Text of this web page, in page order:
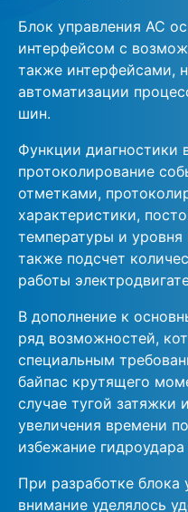
Блок управления AC
интерфейсом с
также интерфейсами,
автоматизации
шин.
Функции диагностики
протоколирование
отметками,
характеристики,
температуры и
также подсчет
работы
В дополнение к
ряд возможностей,
специальным
байпас крутящего
случае тугой затяжки
увеличения времени
избежание
При разработке блока
внимание уделялось